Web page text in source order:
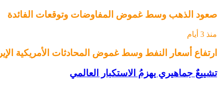
صعود الذهب وسط غموض المفاوضات وتوقعات الفائدة
منذ 3 أيام
ارتفاع أسعار النفط وسط غموض المحادثات الأمريكية
تشييعٌ جماهيري يهزمُ الاستكبار العالمي